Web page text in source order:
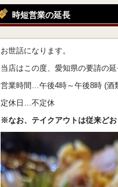
時短営業の延長
お世話になります。
当店はこの度、愛知県の要請の
営業時間…午後4時～午後8時 (酒
定休日…不定休
※なお、テイクアウトは従来どお